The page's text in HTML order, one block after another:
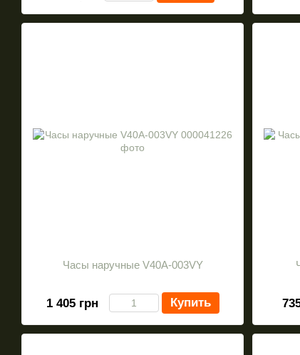
Часы наручные V40A-003VY
1 405 грн Купить